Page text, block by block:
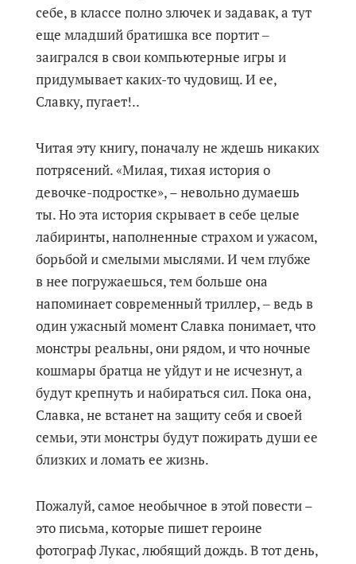
себе, в классе полно злючек и задавак, а тут
еще младший братишка все портит ‒
заигрался в свои компьютерные игры и
придумывает каких-то чудовищ. И ее,
Славку, пугает!..
Читая эту книгу, поначалу не ждешь никаких
потрясений. «Милая, тихая история о
девочке-подростке», – невольно думаешь
ты. Но эта история скрывает в себе целые
лабиринты, наполненные страхом и ужасом,
борьбой и смелыми мыслями. И чем глубже
в нее погружаешься, тем больше она
напоминает современный триллер, ‒ ведь в
один ужасный момент Славка понимает, что
монстры реальны, они рядом, и что ночные
кошмары братца не уйдут и не исчезнут, а
будут крепнуть и набираться сил. Пока она,
Славка, не встанет на защиту себя и своей
семьи, эти монстры будут пожирать души ее
близких и ломать ее жизнь.
Пожалуй, самое необычное в этой повести –
это письма, которые пишет героине
фотограф Лукас, любящий дождь. В тот день,